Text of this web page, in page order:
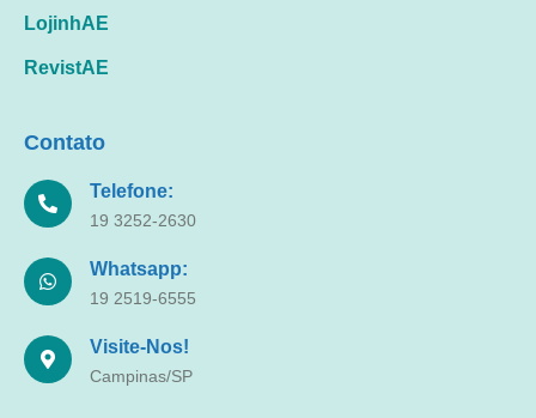
LojinhAE
RevistAE
Contato
Telefone:
19 3252-2630
Whatsapp:
19 2519-6555
Visite-Nos!
Campinas/SP